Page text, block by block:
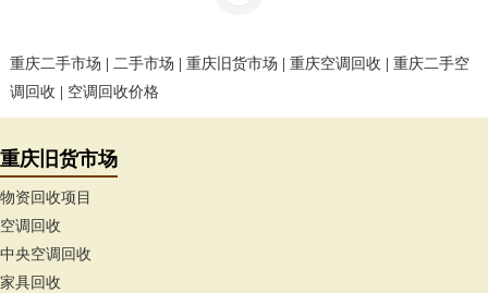
重庆二手市场 二手市场 重庆旧货市场 重庆空调回收
重庆二手空
调回收
空调回收价格
重庆旧货市场
物资回收项目
空调回收
中央空调回收
家具回收